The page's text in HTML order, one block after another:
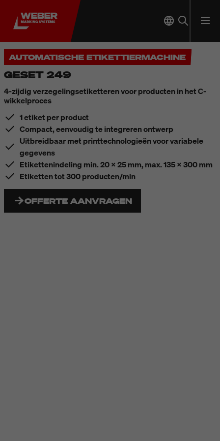
AUTOMATISCHE ETIKETTIERMACHINE
GESET 249
4-zijdig verzegelingsetiketteren voor producten in het C-
wikkelproces
1 etiket per product
Compact, eenvoudig te integreren ontwerp
Uitbreidbaar met printtechnologieën voor variabele
gegevens
Etikettenindeling min. 20 x 25 mm, max. 135 x 300 mm
Etiketten tot 300 producten/min
OFFERTE AANVRAGEN